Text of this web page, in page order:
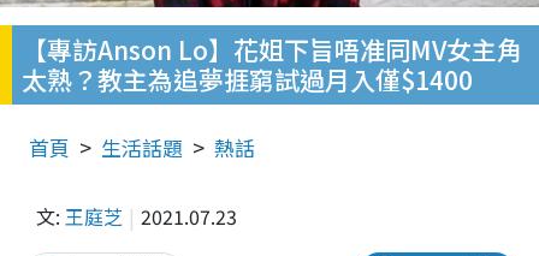
【專訪Anson Lo】花姐下旨唔准同MV女主角
太熟？教主為追夢捱窮試過月入僅$1400
首頁 生活話題 熱話
文: 王庭芝 2021.07.23